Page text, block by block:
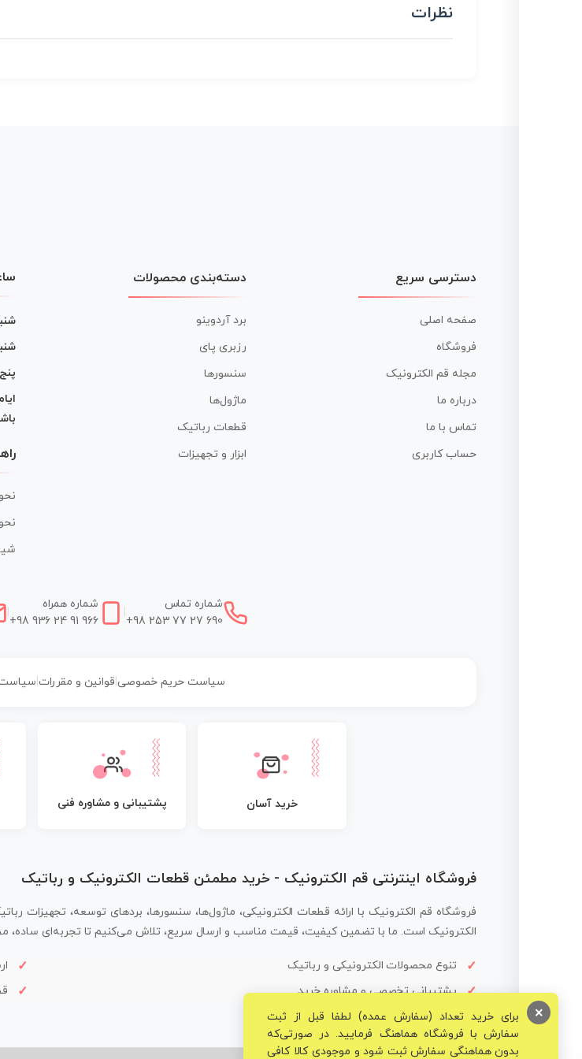
نظرات
دسترسی سریع
صفحه اصلی
فروشگاه
مجله قم الکترونیک
درباره ما
تماس با ما
حساب کاربری
دسته‌بندی محصولات
برد آردوینو
رزبری پای
سنسورها
ماژول‌ها
قطعات رباتیک
ابزار و تجهیزات
شماره تماس
+98 253 77 27 690
شماره همراه
+98 936 24 91 966
سیاست حریم خصوصی| قوانین و مقررات سیاست
خرید آسان پشتیبانی و مشاوره فنی
فروشگاه اینترنتی قم الکترونیک - خرید مطمئن قطعات الکترونیک و رباتیک
فروشگاه قم الکترونیک با ارائه قطعات الکترونیکی، ماژول‌ها، سنسورها، بردهای توسعه، تجهیزات
الکترونیک است. ما با تضمین کیفیت، قیمت مناسب و ارسال سریع، تلاش می‌کنیم تا تجربه‌ای ساده،
تنوع محصولات الکترونیکی و رباتیک
پشتیبانی تخصصی و مشاوره خرید
برای خرید تعداد (سفارش عمده) لطفا قبل از ثبت
سفارش با فروشگاه هماهنگ فرمایید. در صورتی‌که
بدون هماهنگی سفارش ثبت شود و موجودی کالا کافی
×